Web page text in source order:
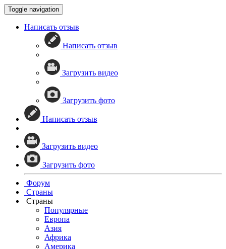
Toggle navigation
Написать отзыв
Написать отзыв
Загрузить видео
Загрузить фото
Написать отзыв
Загрузить видео
Загрузить фото
Форум
Страны
Страны
Популярные
Европа
Азия
Африка
Америка